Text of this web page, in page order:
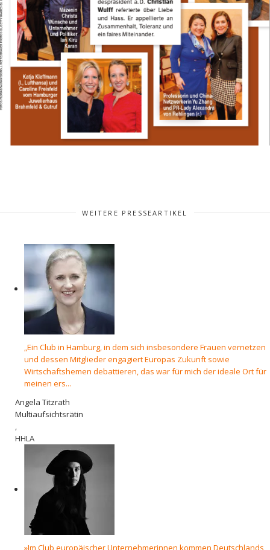
WEITERE PRESSEARTIKEL
„Ein Club in Hamburg, in dem sich insbesondere Frauen vernetzen
und dessen Mitglieder engagiert Europas Zukunft sowie
Wirtschaftshemen debattieren, das war für mich der ideale Ort für
meinen ers...
Angela Titzrath
Multiaufsichtsrätin
,
HHLA
»Im Club europäischer Unternehmerinnen kommen Deutschlands